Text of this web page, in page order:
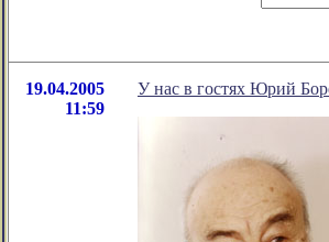
19.04.2005
11:59
У нас в гостях Юрий